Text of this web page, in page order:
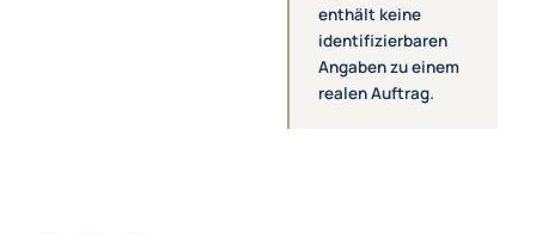
enthält keine
identifizierbaren
Angaben zu einem
realen Auftrag.